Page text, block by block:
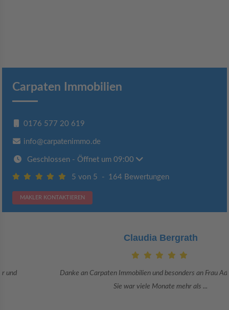
Carpaten Immobilien
0176 577 20 619
info@carpatenimmo.de
Geschlossen - Öffnet um 09:00
5 von 5 - 164 Bewertungen
MAKLER KONTAKTIEREN
Claudia Bergrath
Danke an Carpaten Immobilien und besonders an Frau Adriana Sarca.
Sie war viele Monate mehr als ...